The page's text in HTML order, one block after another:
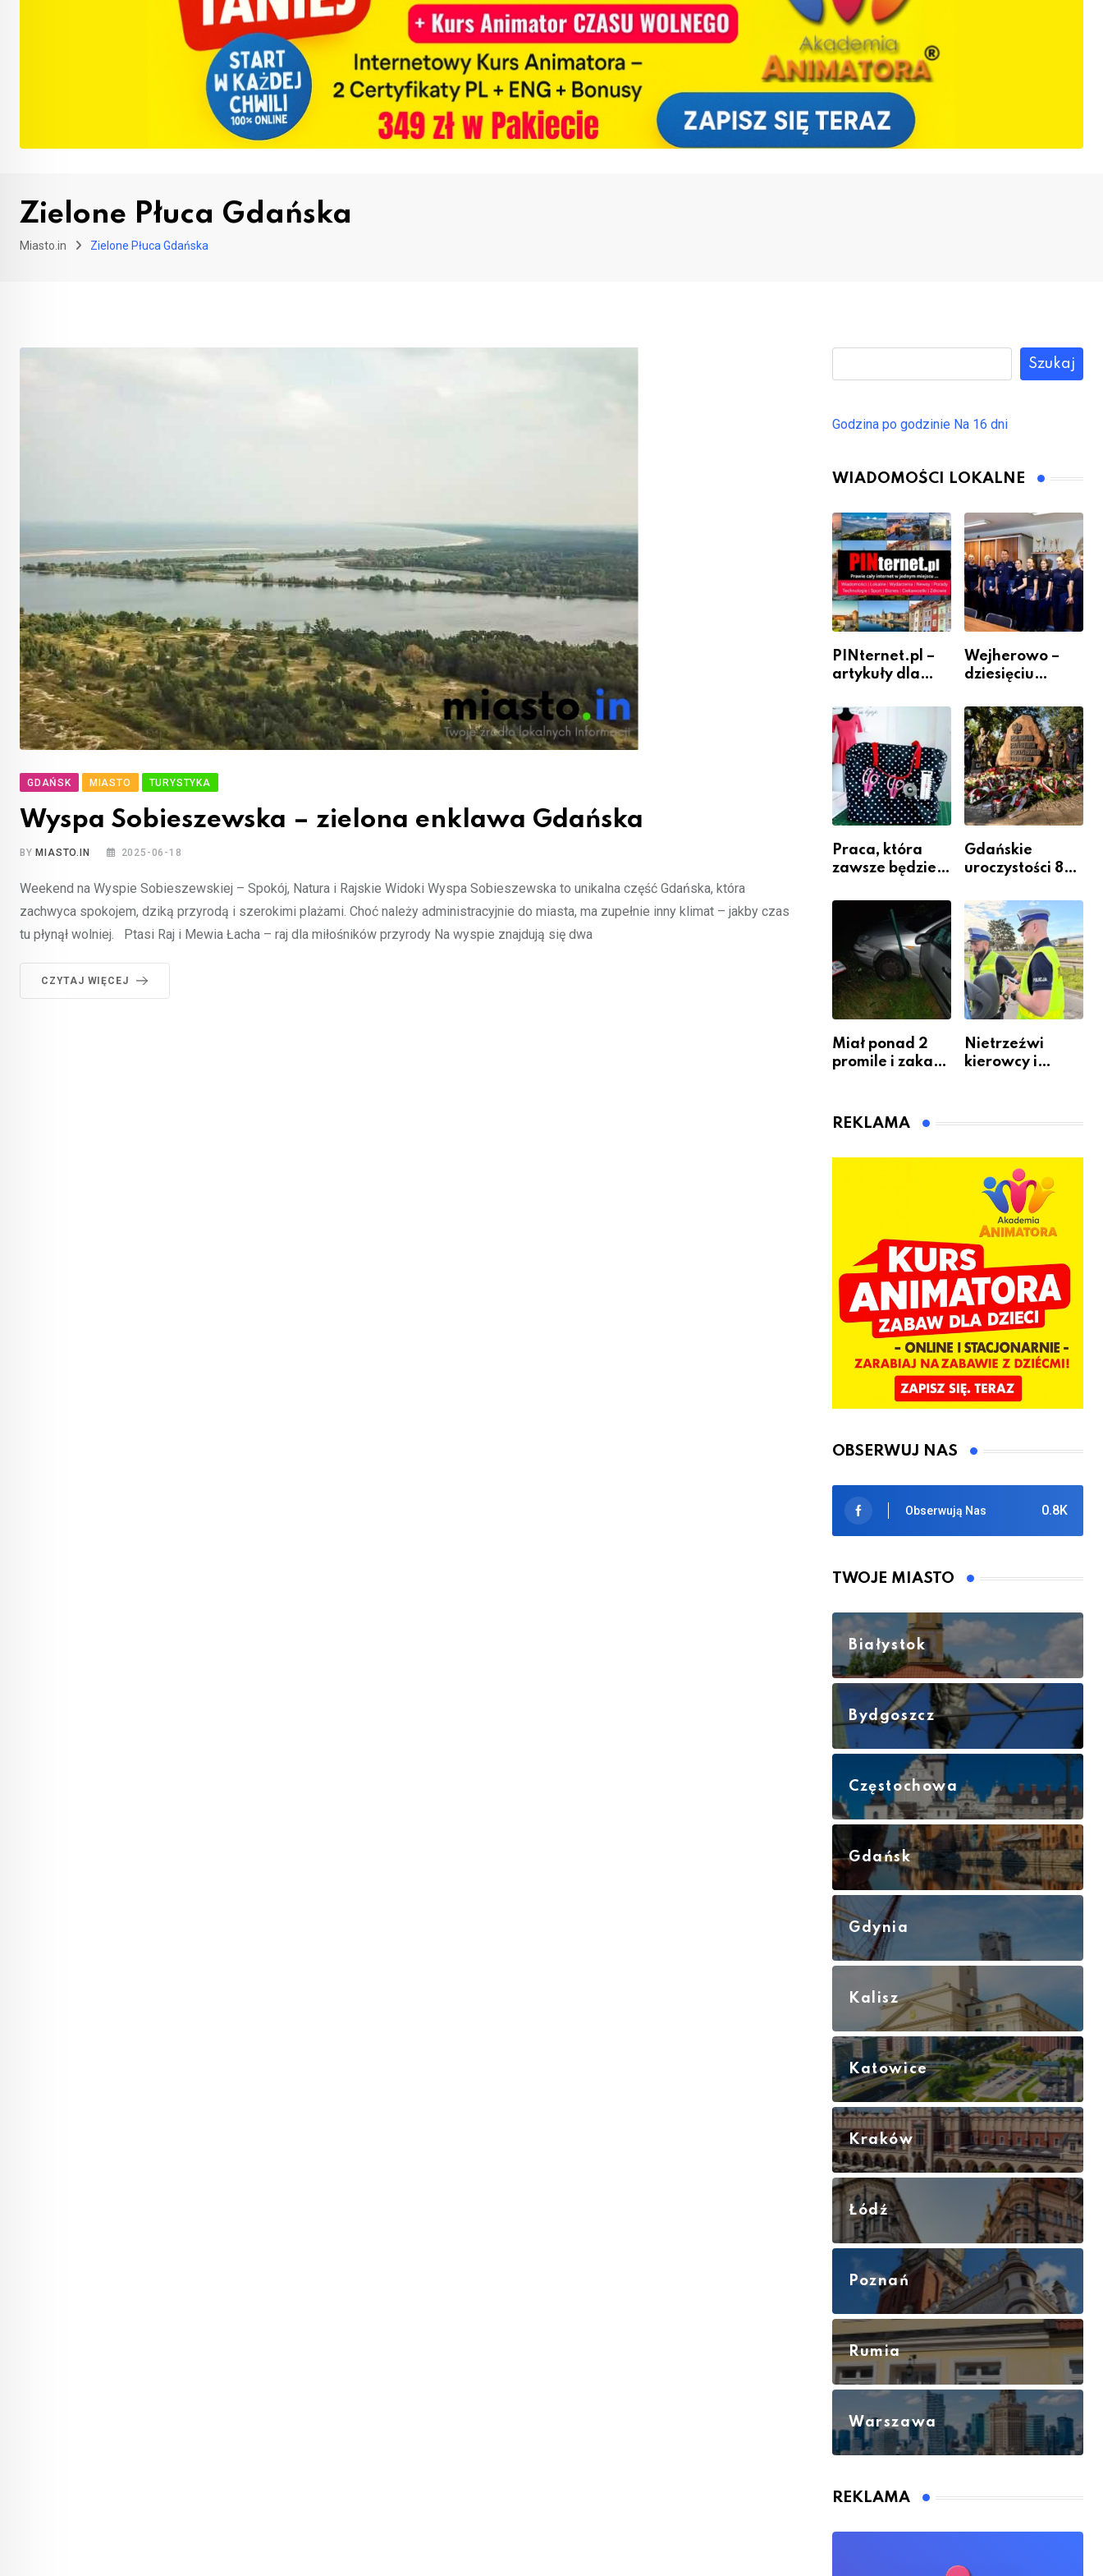
Zielone Płuca Gdańska
Miasto.in Zielone Płuca Gdańska
GDAŃSK MIASTO TURYSTYKA
Wyspa Sobieszewska – zielona enklawa Gdańska
BY MIASTO.IN 2025-06-18
Weekend na Wyspie Sobieszewskiej – Spokój, Natura i Rajskie Widoki Wyspa Sobieszewska to unikalna część Gdańska, która
zachwyca spokojem, dziką przyrodą i szerokimi plażami. Choć należy administracyjnie do miasta, ma zupełnie inny klimat – jakby czas
tu płynął wolniej. Ptasi Raj i Mewia Łacha – raj dla miłośników przyrody Na wyspie znajdują się dwa
CZYTAJ WIĘCEJ
Szukaj
Godzina po godzinie Na 16 dni
WIADOMOŚCI LOKALNE
PINternet.pl –
artykuły dla
jako inwestycja
w widoczność
Wejherowo –
dziesięciu
policjantów w
szeregach
Komendy
Powiatowej
Praca, która
zawsze będzie
krawiectwo
zawodem
przyszłości i
gdzie się go
nauczyć?
Gdańskie
uroczystości 82.
wybuchu
Powstania
Warszawskiego
Miał ponad 2
promile i zakaz
kierownicę w
Nietrzeźwi
kierowcy i
REKLAMA
OBSERWUJ NAS
0.8K
Obserwują Nas
TWOJE MIASTO
Białystok
Bydgoszcz
Częstochowa
Gdańsk
Gdynia
Kalisz
Katowice
Kraków
Łódź
Poznań
Rumia
Warszawa
REKLAMA